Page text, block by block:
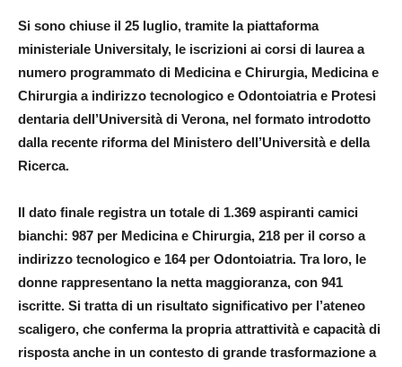
Si sono chiuse il 25 luglio, tramite la piattaforma
ministeriale Universitaly, le iscrizioni ai corsi di laurea a
numero programmato di Medicina e Chirurgia, Medicina e
Chirurgia a indirizzo tecnologico e Odontoiatria e Protesi
dentaria dell’Università di Verona, nel formato introdotto
dalla recente riforma del Ministero dell’Università e della
Ricerca.
Il dato finale registra un totale di 1.369 aspiranti camici
bianchi: 987 per Medicina e Chirurgia, 218 per il corso a
indirizzo tecnologico e 164 per Odontoiatria. Tra loro, le
donne rappresentano la netta maggioranza, con 941
iscritte. Si tratta di un risultato significativo per l’ateneo
scaligero, che conferma la propria attrattività e capacità di
risposta anche in un contesto di grande trasformazione a